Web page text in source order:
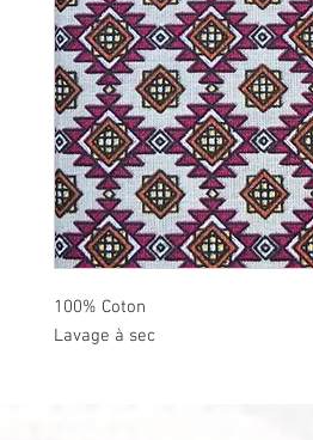
100% Coton
Lavage à sec